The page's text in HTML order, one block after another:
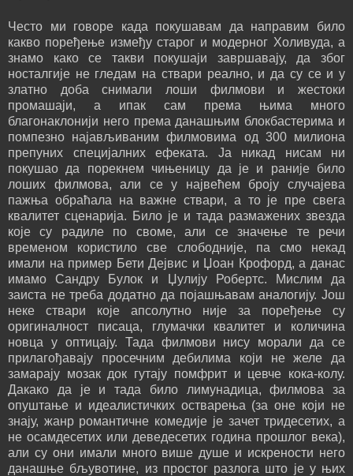
Често ми говоре када покушавам да направим било
какво поређење између старог и модерног Холивуда, а
знамо како се такви покушаји завршавају, да због
носталгије не гледам на ствари реално, и да су се и у
златно доба снимали лоши филмови и жестоки
промашаји, а ипак сам према њима много
благонаклонији него према данашњим блокбастерима и
помпезно најављиваним филмовима од 300 милиона
препуних специјалних ефеката. Ја никад нисам ни
покушао да порекнем чињеницу да је и раније било
лоших филмова, али се у највећем броју случајева
пажња обраћала на важне ствари, а то је пре свега
квалитет сценарија. Било је и тада размажених звезда
које су радиле по своме, али се значење те речи
временом користило све слободније, па смо некад
имали на пример Бети Дејвис и Џоан Крофорд, а данас
имамо Сандру Булок и Џулију Робертс. Мислим да
заиста не треба додатно да појашњавам аналогију. Још
неке ствари које апсолутно није за поређење су
оригиналност писаца, глумачки квалитет и количина
новца у оптицају. Тада филмови нису морали да се
прилагођавају просечним дебилима који не желе да
замарају мозак док гутају помфрит и цевче кока-колу.
Дакако да је и тада било лимунадица, филмова за
опуштање и идеалистичких остварења (за оне који не
знају, жанр романтичне комедије је зачет тридесетих, а
не осамдесетих или деведесетих година прошлог века),
али су они имали много више душе и искрености него
данашње бљувотине, из простог разлога што је у њих